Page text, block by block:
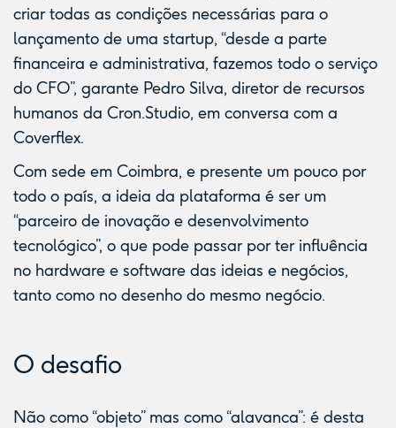
criar todas as condições necessárias para o
lançamento de uma startup, “desde a parte
financeira e administrativa, fazemos todo o serviço
do CFO”, garante Pedro Silva, diretor de recursos
humanos da Cron.Studio, em conversa com a
Coverflex.
Com sede em Coimbra, e presente um pouco por
todo o país, a ideia da plataforma é ser um
“parceiro de inovação e desenvolvimento
tecnológico”, o que pode passar por ter influência
no hardware e software das ideias e negócios,
tanto como no desenho do mesmo negócio.
O desafio
Não como “objeto” mas como “alavanca”: é desta